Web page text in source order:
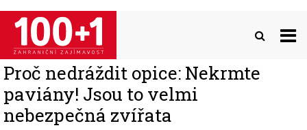
Přejít
hlavnímu
obsahu
Proč nedráždit opice: Nekrmte
paviány! Jsou to velmi
nebezpečná zvířata